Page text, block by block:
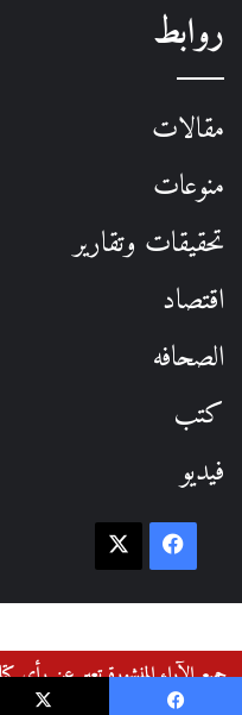
روابط
مقالات
منوعات
تحقيقات وتقارير
اقتصاد
الصحافه
كتب
فيديو
فيسبوك
جميع الآراء المنشورة تعبر عن رأي